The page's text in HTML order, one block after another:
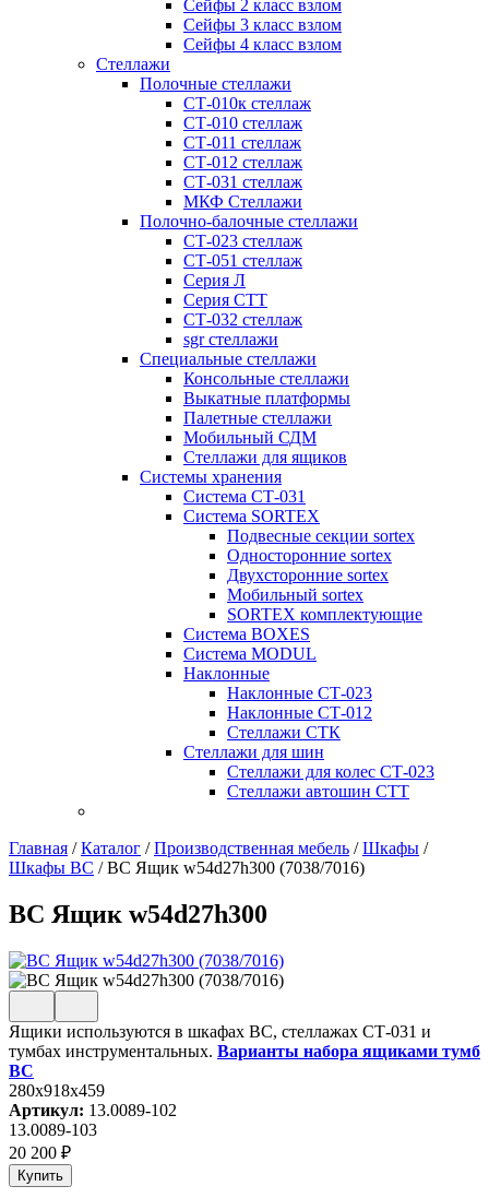
Сейфы 2 класс взлом
Сейфы 3 класс взлом
Сейфы 4 класс взлом
Стеллажи
Полочные стеллажи
СТ-010к стеллаж
СТ-010 стеллаж
СТ-011 стеллаж
СТ-012 стеллаж
СТ-031 стеллаж
МКФ Стеллажи
Полочно-балочные стеллажи
СТ-023 стеллаж
СТ-051 стеллаж
Серия Л
Серия СТТ
СТ-032 стеллаж
sgr стеллажи
Специальные стеллажи
Консольные стеллажи
Выкатные платформы
Палетные стеллажи
Мобильный СДМ
Стеллажи для ящиков
Системы хранения
Система СТ-031
Система SORTEX
Подвесные секции sortex
Односторонние sortex
Двухсторонние sortex
Мобильный sortex
SORTEX комплектующие
Система BOXES
Система MODUL
Наклонные
Наклонные СТ-023
Наклонные СТ-012
Стеллажи СТК
Стеллажи для шин
Стеллажи для колес СТ-023
Стеллажи автошин СТТ
Главная /Каталог /Производственная мебель /Шкафы /
Шкафы ВС /ВС Ящик w54d27h300 (7038/7016)
ВС Ящик w54d27h300
Ящики используются в шкафах ВС, стеллажах СТ-031 и
тумбах инструментальных. Варианты набора ящиками тумб
ВС
280x918x459
Артикул: 13.0089-102
13.0089-103
20 200 ₽
Купить